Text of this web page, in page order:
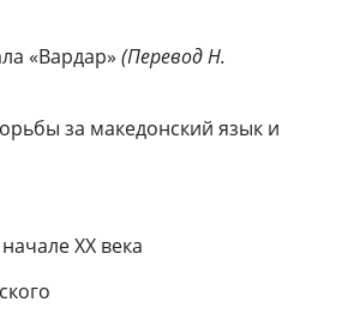
«Вардар» (ПереводН.
за македонский язык и
XX века